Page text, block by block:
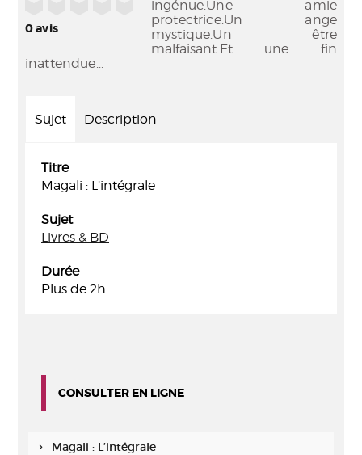
0avis
ingénue.Une amie
protectrice.Un ange
mystique.Un être
malfaisant.Et une fin
inattendue...
Sujet Description
Titre
Magali : L’intégrale
Sujet
Livres & BD
Durée
Plus de 2h.
CONSULTER EN LIGNE
Magali : L’intégrale